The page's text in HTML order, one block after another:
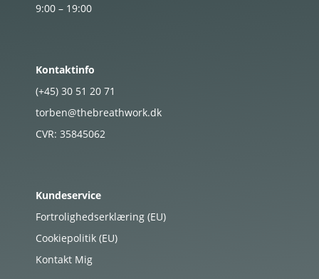
9:00 – 19:00
Kontaktinfo
(+45) 30 51 20 71
torben@thebreathwork.dk
CVR: 35845062
Kundeservice
Fortrolighedserklæring (EU)
Cookiepolitik (EU)
Kontakt Mig